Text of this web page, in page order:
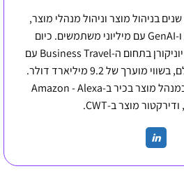
בעל ניסיון של יותר מ-10 שנים בניהול מוצר וניהול מנהלי מוצר,
הוביל והטמיע מוצרי AI ו-GenAI עם מיליוני משתמשים. כיום
דירקטור מוצר ב-Navan, יוניקורן בתחום ה-Business Travel עם
אלפי לקוחות ברחבי העולם, בשווי מוערך של 9.2 מיליארד דולר.
בתפקידו הקודם שימש כמנהל מוצר בכיר ב-Amazon - Alexa